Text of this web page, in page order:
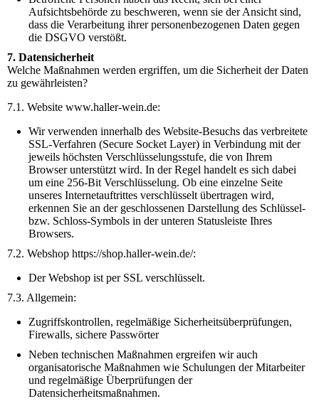
Aufsichtsbehörde zu beschweren, wenn sie der Ansicht sind,
dass die Verarbeitung ihrer personenbezogenen Daten gegen
die DSGVO verstößt.
7. Datensicherheit
Welche Maßnahmen werden ergriffen, um die Sicherheit der Daten
zu gewährleisten?
7.1. Website www.haller-wein.de:
Wir verwenden innerhalb des Website-Besuchs das verbreitete
SSL-Verfahren (Secure Socket Layer) in Verbindung mit der
jeweils höchsten Verschlüsselungsstufe, die von Ihrem
Browser unterstützt wird. In der Regel handelt es sich dabei
um eine 256-Bit Verschlüsselung. Ob eine einzelne Seite
unseres Internetauftrittes verschlüsselt übertragen wird,
erkennen Sie an der geschlossenen Darstellung des Schlüssel-
bzw. Schloss-Symbols in der unteren Statusleiste Ihres
Browsers.
7.2. Webshop https://shop.haller-wein.de/:
Der Webshop ist per SSL verschlüsselt.
7.3. Allgemein:
Zugriffskontrollen, regelmäßige Sicherheitsüberprüfungen,
Firewalls, sichere Passwörter
Neben technischen Maßnahmen ergreifen wir auch
organisatorische Maßnahmen wie Schulungen der Mitarbeiter
und regelmäßige Überprüfungen der
Datensicherheitsmaßnahmen.